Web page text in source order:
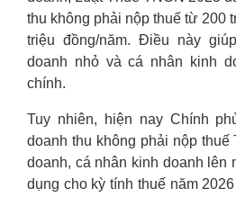
thu không phải nộp thuế từ 200
triệu đồng/năm. Điều này
doanh nhỏ và cá nhân kinh
chính.
Tuy nhiên, hiện nay Chính
doanh thu không phải nộp
doanh, cá nhân kinh doanh lên
dụng cho kỳ tính thuế năm